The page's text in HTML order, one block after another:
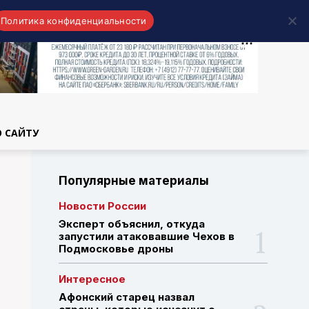
САЙТУ
Популярные материалы
Новости России
Эксперт объяснил, откуда
запустили атаковавшие Чехов в
Подмосковье дроны
Интересное
Афонский старец назвал
Политика конфиденциальности